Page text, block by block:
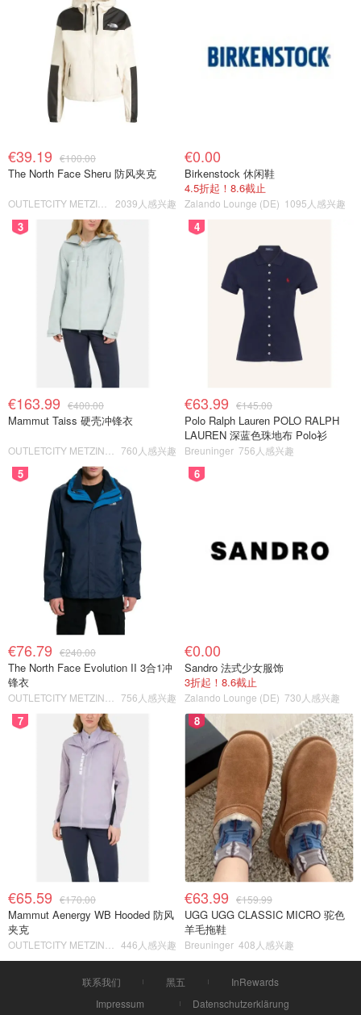
€39.19 €100.00
The North Face Sheru 防风夹克
2039人感兴趣
€0.00
Birkenstock 休闲鞋
4.5折起！8.6截止
Zalando Lounge (DE) 1095人感兴趣
3
€163.99 €400.00
Mammut Taiss 硬壳冲锋衣
760人感兴趣
4
€63.99 €145.00
Polo Ralph Lauren POLO RALPH
LAUREN 深蓝色珠地布 Polo衫
Breuninger 756人感兴趣
5
€76.79 €240.00
The North Face Evolution II 3合1冲
锋衣
756人感兴趣
6
€0.00
Sandro 法式少女服饰
3折起！8.6截止
Zalando Lounge (DE) 730人感兴趣
7
€65.59 €170.00
Mammut Aenergy WB Hooded 防风
夹克
446人感兴趣
8
€63.99 €159.99
UGG UGG CLASSIC MICRO 驼色
羊毛拖鞋
Breuninger 408人感兴趣
联系我们 黑五
InRewards
Impressum
Datenschutzerklärung